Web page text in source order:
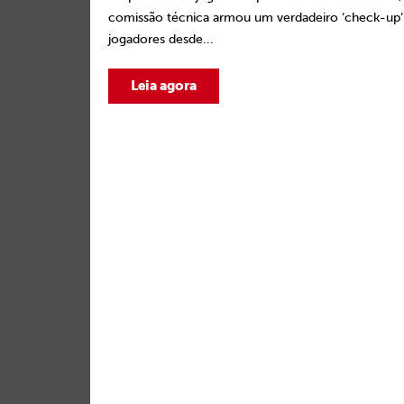
comissão técnica armou um verdadeiro ‘check-
jogadores desde...
Leia agora